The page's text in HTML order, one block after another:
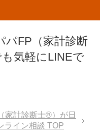
パFP（家計診断
気軽にLINEで
家計診断士®）が日
ライン相談 TOP